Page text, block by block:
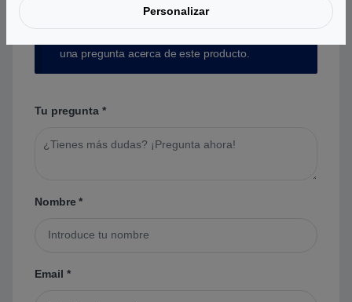
una pregunta acerca de este producto.
Tu pregunta *
Nombre*
Email *
Personalizar